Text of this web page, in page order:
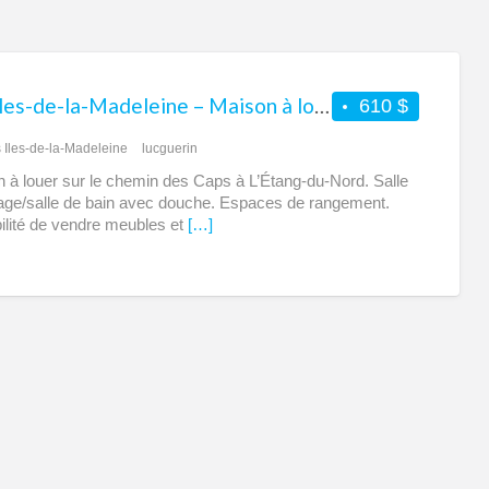
610 $
Les Iles-de-la-Madeleine – Maison à louer
Iles-de-la-Madeleine lucguerin
à louer sur le chemin des Caps à L’Étang-du-Nord. Salle
salle de bain avec douche. Espaces de rangement.
de vendre meubles et […]